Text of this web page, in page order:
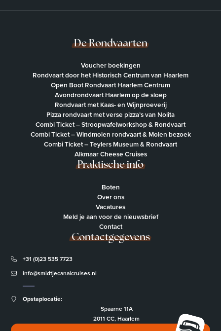
De Rondvaarten
Voucher boekingen
Rondvaart door het Historisch Centrum van Haarlem
Open Boot Rondvaart Haarlem Centrum
Avondrondvaart Haarlem op de sloep
Rondvaart met Kaas- en Wijnproeverij
Pizza rondvaart met verse pizza’s van Nolita
Combi Ticket – Stroopwafelworkshop & Rondvaart
Combi Ticket – Windmolen rondvaart & Molen bezoek
Combi Ticket – Teylers Museum & Rondvaart
Alkmaar Cheese Cruises
Praktische info
Boten
Over ons
Vacatures
Meld je aan voor de nieuwsbrief
Contact
Contactgegevens
+31 (0)23 535 7723
info@smidtjecanalcruises.nl
Opstaplocatie:
Spaarne 11A
2011 CC, Haarlem